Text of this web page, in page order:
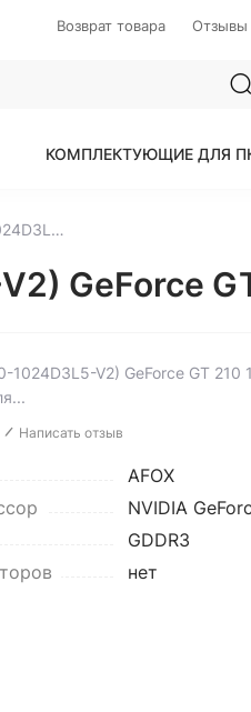
Возврат товара Отзывы
КОМПЛЕКТУЮЩИЕ ДЛЯ
Видеокарта AFox (AF210-1024D3L5-V2) GeForce GT 210 1GB
GeForce
1024D3L5-V2) GeForce GT
Написать отзыв
AFOX
NVIDIA
GDDR3
нет